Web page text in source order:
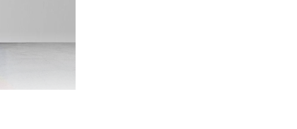
độ nét. Hình ảnh giữ được độ rõ ràng khi xem nhiều